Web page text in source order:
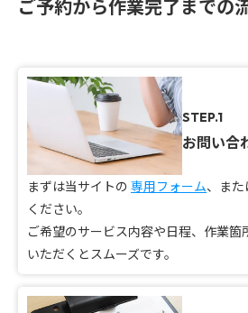
ご予約から作業完了までの
STEP.1
お問い合
まずは当サイトの 専用フォーム、ま
ください。
ご希望のサービス内容や日程、作業箇
いただくとスムーズです。